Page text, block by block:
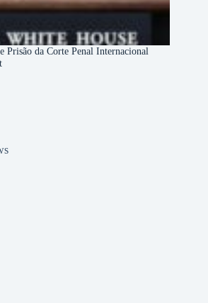
Prisão da Corte Penal Internacional